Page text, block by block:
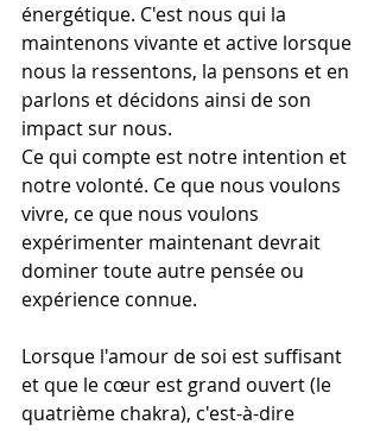
énergétique. C'est nous qui la
maintenons vivante et active lorsque
nous la ressentons, la pensons et en
parlons et décidons ainsi de son
impact sur nous.
Ce qui compte est notre intention et
notre volonté. Ce que nous voulons
vivre, ce que nous voulons
expérimenter maintenant devrait
dominer toute autre pensée ou
expérience connue.
Lorsque l'amour de soi est suffisant
et que le cœur est grand ouvert (le
quatrième chakra), c'est-à-dire